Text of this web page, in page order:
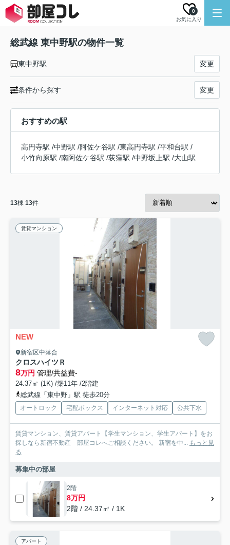
お気に入り
0
総武線 東中野駅の物件一覧
東中野駅 変更
条件から探す 変更
おすすめの駅
高円寺駅 /中野駅 /阿佐ケ谷駅 /東高円寺駅 /平和台駅 /
小竹向原駅 /南阿佐ケ谷駅 /荻窪駅 /中野坂上駅 /大山駅
13棟 13件
賃貸マンション
NEW
新宿区中落合
クロスハイツＲ
8万円 管理/共益費-
24.37㎡ (1K) /築11年 /2階建
総武線「東中野」駅 徒歩20分
オートロック 宅配ボックス インターネット対応 公共下水
賃貸マンション、賃貸アパート【学生マンション、学生アパート】をお
探しなら新宿不動産 部屋コレへご相談ください。 新宿を中... もっと見
る
募集中の部屋
2階
8万円
2階 / 24.37㎡ / 1K
アパート